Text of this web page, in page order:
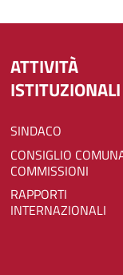
ATTIVITÀ
ISTITUZIONALI
SINDACO
CONSIGLIO COMUNALE E
COMMISSIONI
RAPPORTI
INTERNAZIONALI